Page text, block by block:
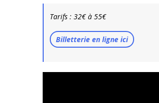
Tarifs : 32€ à 55€
Billetterie en ligne ici